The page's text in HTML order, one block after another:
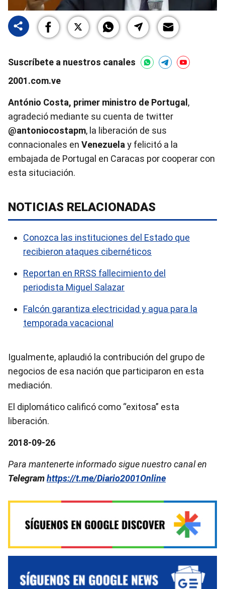
Suscríbete a nuestros canales
2001.com.ve
António Costa, primer ministro de Portugal ,
agradeció mediante su cuenta de twitter
@antoniocostapm, la liberación de sus
connacionales en Venezuela y felicitó a la
embajada de Portugal en Caracas por cooperar con
esta situciación.
NOTICIAS RELACIONADAS
Conozca las instituciones del Estado que
recibieron ataques cibernéticos
Reportan en RRSS fallecimiento del
periodista Miguel Salazar
Falcón garantiza electricidad y agua para la
temporada vacacional
Igualmente, aplaudió la contribución del grupo de
negocios de esa nación que participaron en esta
mediación.
El diplomático calificó como “exitosa” esta
liberación.
2018-09-26
Para mantenerte informado sigue nuestro canal en
Telegramhttps://t.me/Diario2001Online